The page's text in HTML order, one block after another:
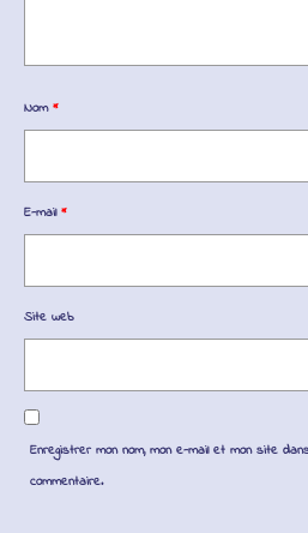
Nom*
E-mail*
Site web
Enregistrer mon nom, mon e-mail et mon site
commentaire.